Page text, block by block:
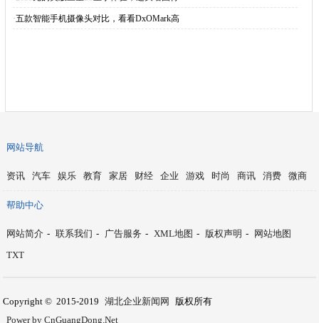
·五款智能手机摄像头对比，看看DxOMark高
网站导航
资讯 汽车 娱乐 教育 家居 财经 企业 游戏 时尚 商讯 消费 微商
帮助中心
网站简介 - 联系我们 - 广告服务 - XML地图 - 版权声明 -
网站地图
TXT
Copyright © 2015-2019 湖北企业新闻网
版权所有
Power by CnGuangDong.Net